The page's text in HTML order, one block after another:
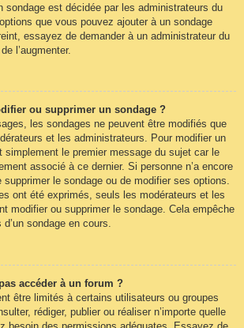
sondage est décidée par les administrateurs du
que vous pouvez ajouter à un sondage
essayez de demander à un administrateur du
l’augmenter.
ou supprimer un sondage ?
les sondages ne peuvent être modifiés que
et les administrateurs. Pour modifier un
simplement le premier message du sujet car le
associé à ce dernier. Si personne n’a encore
le sondage ou de modifier ses options.
ont été exprimés, seuls les modérateurs et les
modifier ou supprimer le sondage. Cela empêche
sondage en cours.
accéder à un forum ?
être limités à certains utilisateurs ou groupes
rédiger, publier ou réaliser n’importe quelle